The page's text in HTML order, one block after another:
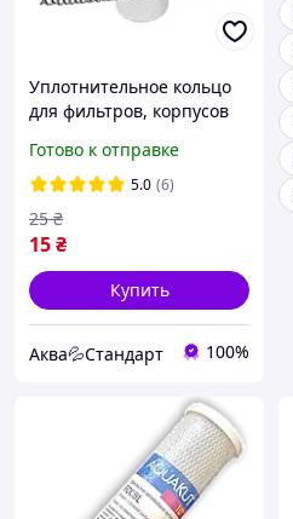
Уплотнительное кольцо
для фильтров, корпусов
универальное )
Готово к отправке
5.0 (6)
15₴
25 ₴
Купить
Аква💦Стандарт 100%